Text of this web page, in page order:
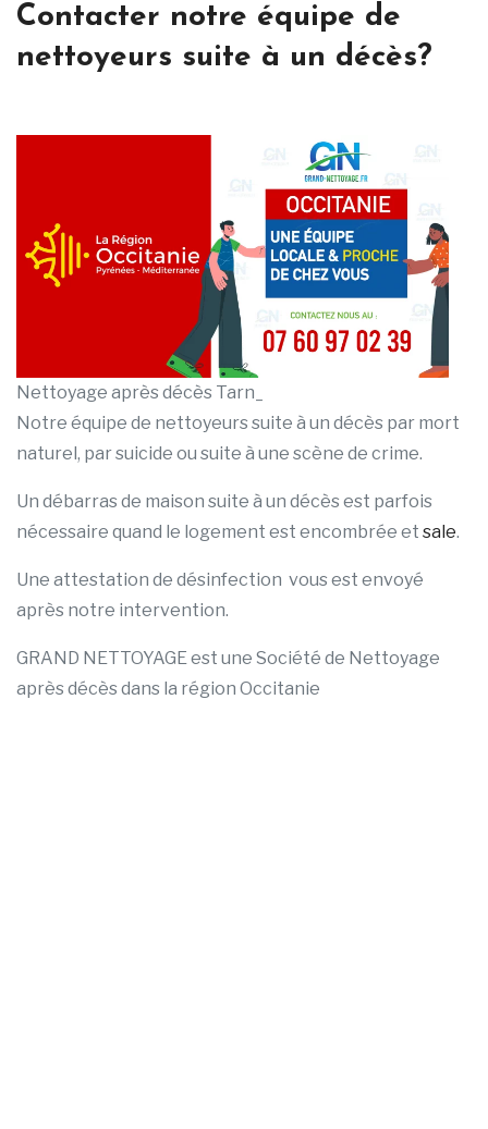
Contacter notre équipe de
nettoyeurs suite à un décès?
Nettoyage après décès Tarn_
Notre équipe de nettoyeurs suite à un décès par mort
naturel, par suicide ou suite à une scène de crime.
Un débarras de maison suite à un décès est parfois
nécessaire quand le logement est encombrée et sale.
Une attestation de désinfection vous est envoyé
après notre intervention.
GRAND NETTOYAGE est une Société de Nettoyage
après décès dans la région Occitanie